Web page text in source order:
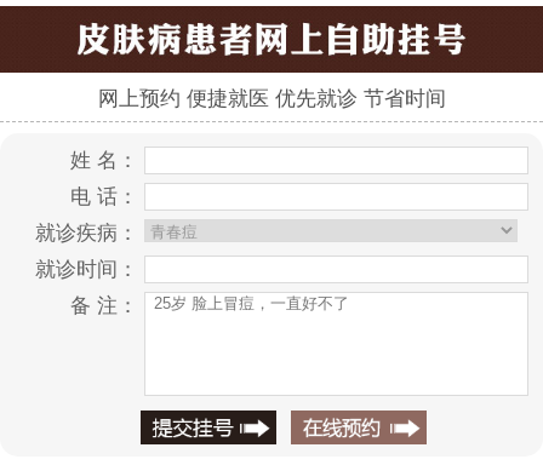
网上预约 便捷就医 优先就诊 节省时间
姓 名：
电 话：
就诊疾病：
就诊时间：
备 注：